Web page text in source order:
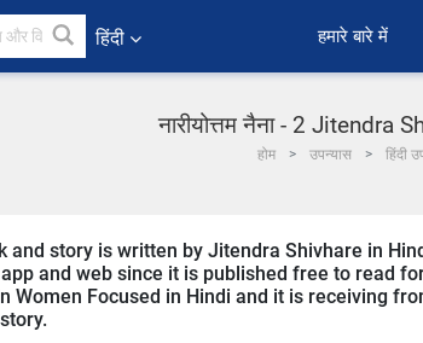
हिंदी हमारे बारे में
नारीयोत्तम नैना - 2 Jitendra
होम उपन्यास हिंदी
and story is written by Jitendra Shivhare in
and web since it is published free to read
Women Focused in Hindi and it is receiving